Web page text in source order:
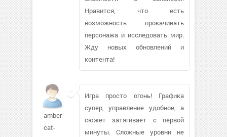
Нравится, что есть
возможность прокачивать
персонажа и исследовать мир.
Жду новых обновлений и
контента!
amber-
cat-
Игра просто огонь! Графика
супер, управление удобное, а
сюжет затягивает с первой
минуты. Сложные уровни не